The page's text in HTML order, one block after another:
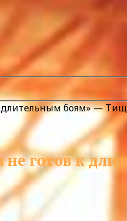
длительным боям» —
не готов к